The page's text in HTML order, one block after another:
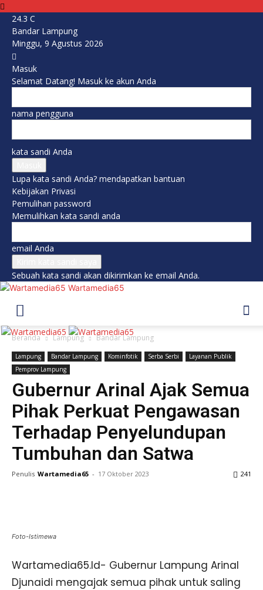
24.3 C
Bandar Lampung
Minggu, 9 Agustus 2026
Masuk
Selamat Datang! Masuk ke akun Anda
nama pengguna
kata sandi Anda
Lupa kata sandi Anda? mendapatkan bantuan
Kebijakan Privasi
Pemulihan password
Memulihkan kata sandi anda
email Anda
Sebuah kata sandi akan dikirimkan ke email Anda.
Wartamedia65
Beranda Lampung Bandar Lampung
Lampung Bandar Lampung Kominfotik Serba Serbi
Layanan Publik
Pemprov Lampung
Gubernur Arinal Ajak Semua
Pihak Perkuat Pengawasan
Terhadap Penyelundupan
Tumbuhan dan Satwa
Penulis Wartamedia65 - 17 Oktober 2023 241
Foto-Istimewa
Wartamedia65.Id- Gubernur Lampung Arinal
Djunaidi mengajak semua pihak untuk saling